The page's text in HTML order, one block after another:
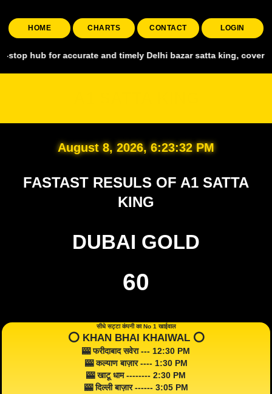
HOME CHARTS CONTACT LOGIN
accurate and timely Delhi bazar satta king, covering all
August 8, 2026, 6:23:34 PM
FASTAST RESULS OF A1 SATTA
KING
DUBAI GOLD
60
सीधे सट्टा कंपनी का No 1 खाईवाल
⭕️ KHAN BHAI KHAIWAL ⭕️
🎰 फरीदाबाद सवेरा --- 12:30 PM
🎰 कल्याण बाज़ार ---- 1:30 PM
🎰 खाटू धाम -------- 2:30 PM
🎰 दिल्ली बाज़ार ------ 3:05 PM